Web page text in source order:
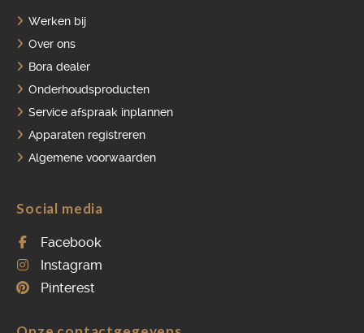
Werken bij
Over ons
Bora dealer
Onderhoudsproducten
Service afspraak inplannen
Apparaten registreren
Algemene voorwaarden
Social media
Facebook
Instagram
Pinterest